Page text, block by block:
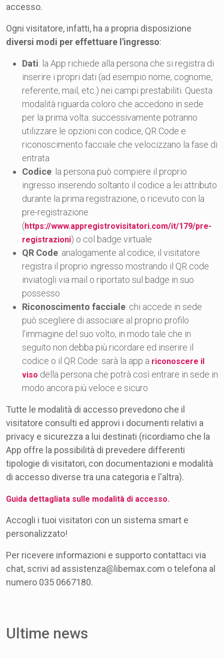
accesso.
Ogni visitatore, infatti, ha a propria disposizione
diversi modi per effettuare l'ingresso:
Dati: la App richiede alla persona che si registra di
inserire i propri dati (ad esempio nome, cognome,
referente, mail, etc.) nei campi prestabiliti. Questa
modalità riguarda coloro che accedono in sede
per la prima volta: successivamente potranno
utilizzare le opzioni con codice, QR Code e
riconoscimento facciale che velocizzano la fase di
entrata
Codice: la persona può compiere il proprio
ingresso inserendo soltanto il codice a lei attributo
durante la prima registrazione, o ricevuto con la
pre-registrazione
(https://www.appregistrovisitatori.com/it/179/pre-
registrazioni) o col badge virtuale
QR Code: analogamente al codice, il visitatore
registra il proprio ingresso mostrando il QR code
inviatogli via mail o riportato sul badge in suo
possesso
Riconoscimento facciale: chi accede in sede
può scegliere di associare al proprio profilo
l'immagine del suo volto, in modo tale che in
seguito non debba più ricordare ed inserire il
codice o il QR Code: sarà la app a riconoscere il
viso della persona che potrà così entrare in sede in
modo ancora più veloce e sicuro
Tutte le modalità di accesso prevedono che il
visitatore consulti ed approvi i documenti relativi a
privacy e sicurezza a lui destinati (ricordiamo che la
App offre la possibilità di prevedere differenti
tipologie di visitatori, con documentazioni e modalità
di accesso diverse tra una categoria e l'altra).
Guida dettagliata sulle modalità di accesso.
Accogli i tuoi visitatori con un sistema smart e
personalizzato!
Per ricevere informazioni e supporto contattaci via
chat, scrivi ad assistenza@libemax.com o telefona al
numero 035 0667180.
Ultime news